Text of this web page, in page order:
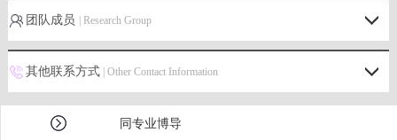
团队成员 | Research Group
其他联系方式| Other Contact Information
同专业博导